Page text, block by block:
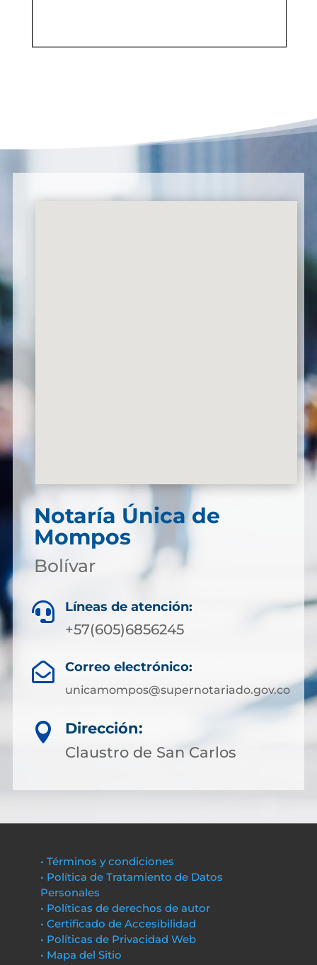
Notaría Única de
Mompos
Bolívar
 Líneas de atención:
+57(605)6856245
 Correo electrónico:
unicamompos@supernotariado.gov.co

Dirección:
Claustro de San Carlos
• Términos y condiciones
• Política de Tratamiento de Datos
Personales
• Políticas de derechos de autor
• Certificado de Accesibilidad
• Políticas de Privacidad Web
• Mapa del Sitio